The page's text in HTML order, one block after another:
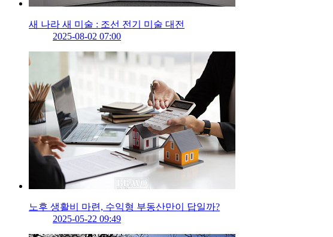
새 나라 새 미술 : 조선 전기 미술 대전
2025-08-02 07:00
노후 생활비 마련, 수익형 부동산만이 답일까?
2025-05-22 09:49